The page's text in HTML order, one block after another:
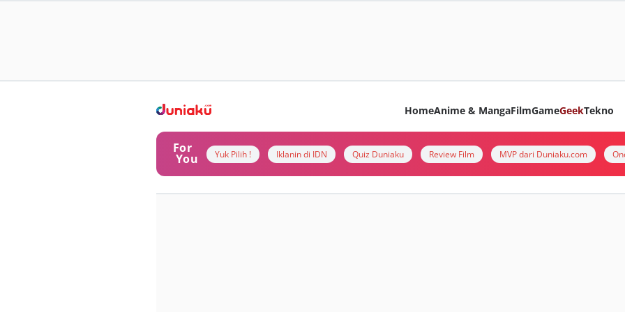
HomeAnime & MangaFilmGameGeekTekno
For
You Yuk Pilih ! Iklanin di IDN Quiz Duniaku Review Film MVP dari Duniaku.com